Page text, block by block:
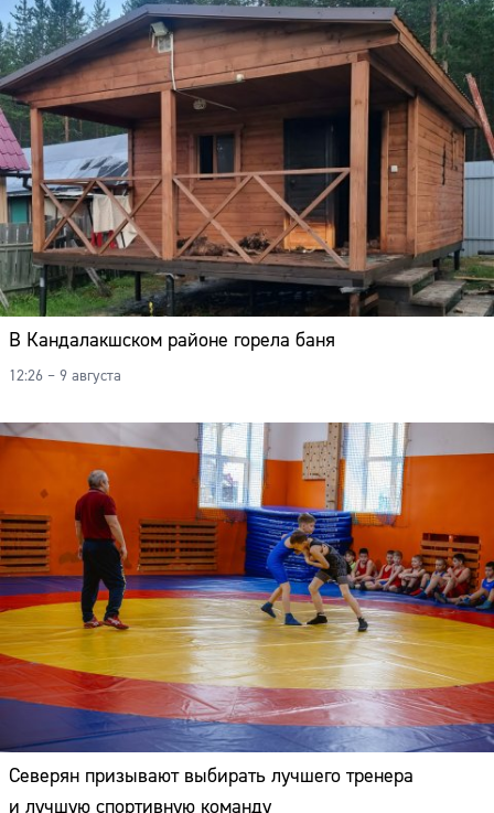
В Кандалакшском районе горела баня
12:26 – 9 августа
Северян призывают выбирать лучшего тренера
и лучшую спортивную команду